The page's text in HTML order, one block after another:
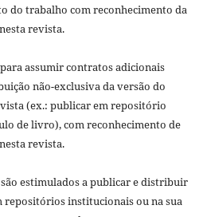
do trabalho com reconhecimento da
revista.
assumir contratos adicionais
não-exclusiva da versão do
(ex.: publicar em repositório
de livro), com reconhecimento de
revista.
estimulados a publicar e distribuir
repositórios institucionais ou na sua